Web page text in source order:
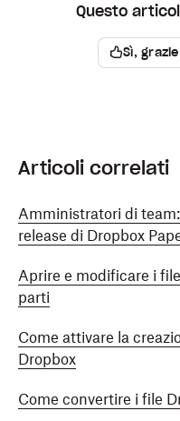
Questo
Sì,
Articoli correlati
Amministratori di
release di Dropbox
Aprire e modificare i
parti
Come attivare la
Dropbox
Come convertire i file